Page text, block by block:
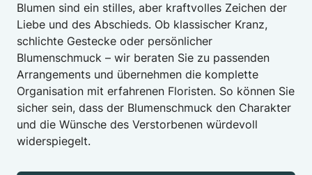
Blumen sind ein stilles, aber kraftvolles Zeichen der
Liebe und des Abschieds. Ob klassischer Kranz,
schlichte Gestecke oder persönlicher
Blumenschmuck – wir beraten Sie zu passenden
Arrangements und übernehmen die komplette
Organisation mit erfahrenen Floristen. So können Sie
sicher sein, dass der Blumenschmuck den Charakter
und die Wünsche des Verstorbenen würdevoll
widerspiegelt.